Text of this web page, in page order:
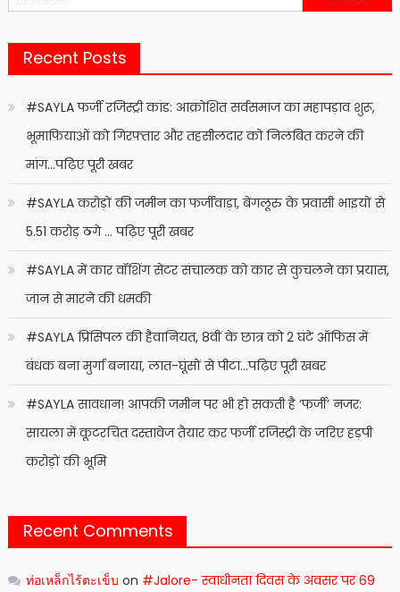
for:
Recent Posts
#SAYLA फर्जी रजिस्ट्री कांड: आक्रोशित सर्वसमाज का महापड़ाव शुरू,
भूमाफियाओं को गिरफ्तार और तहसीलदार को निलंबित करने की
मांग…पढ़िए पूरी खबर
#SAYLA करोड़ों की जमीन का फर्जीवाड़ा, बेंगलूरु के प्रवासी भाइयों से
5.51 करोड़ ठगे … पढ़िए पूरी खबर
#SAYLA में कार वॉशिंग सेंटर संचालक को कार से कुचलने का प्रयास,
जान से मारने की धमकी
#SAYLA प्रिंसिपल की हैवानियत, 8वीं के छात्र को 2 घंटे ऑफिस में
बंधक बना मुर्गा बनाया, लात-घूंसों से पीटा…पढ़िए पूरी खबर
#SAYLA सावधान! आपकी जमीन पर भी हो सकती है ‘फर्जी’ नजर:
सायला में कूटरचित दस्तावेज तैयार कर फर्जी रजिस्ट्री के जरिए हड़पी
करोड़ों की भूमि
Recent Comments
ท่อเหล็กไร้ตะเข็บ on #Jalore- स्वाधीनता दिवस के अवसर पर 69